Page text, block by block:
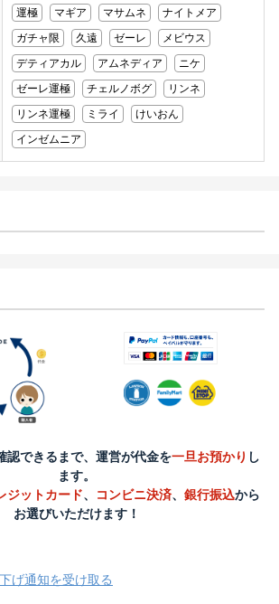
運極 マギア マサムネ
ナイトメア
ガチャ限
久遠 ゼーレ
メビウス
デティアカル
アムネディア
ニケ
ゼーレ運極
チェルノボグ
リンネ
リンネ運極
ミライ
けいおん
インゼムニア
認できるまで、運営が代金を一旦お預かり し
ます。
ジットカード、 コンビニ決済、 銀行振込から
お選びいただけます！
げ通知を受け取る